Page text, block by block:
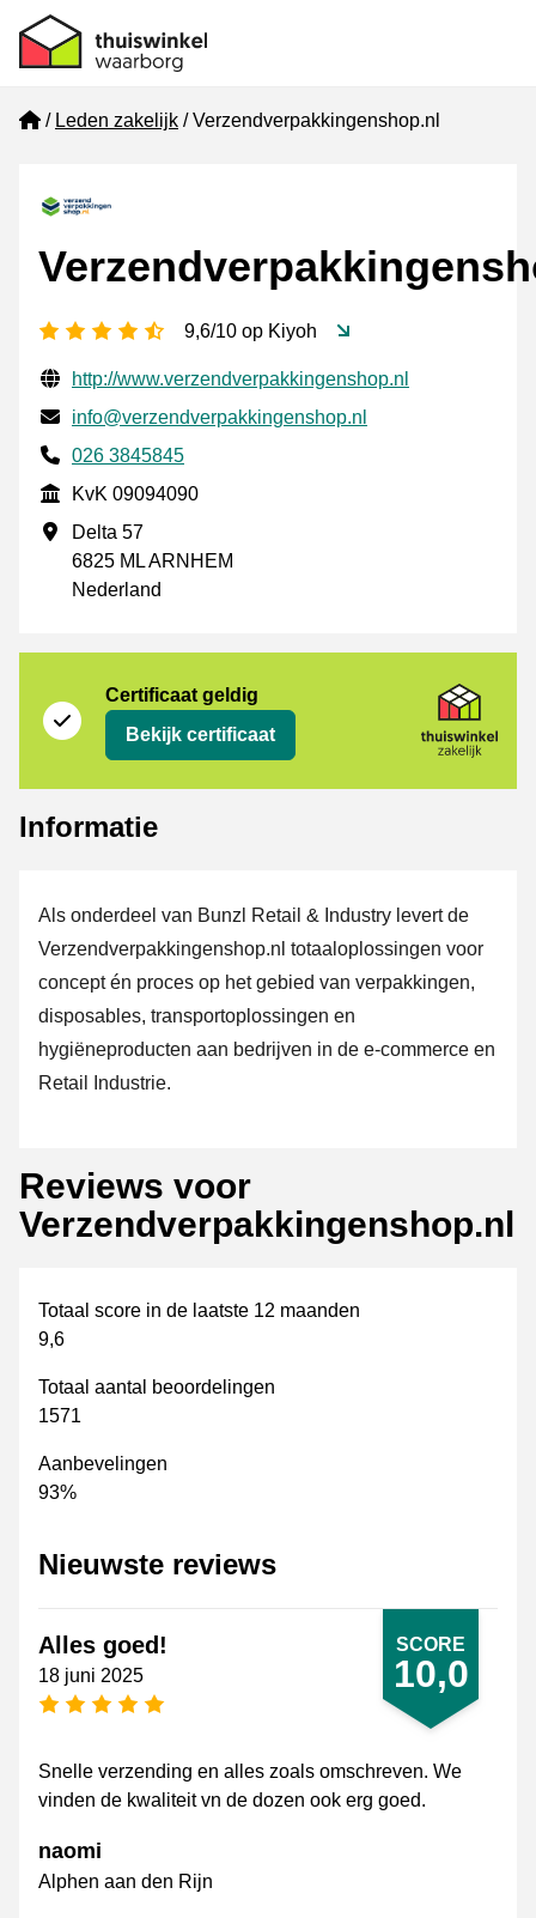
Home
Leden zakelijk Verzendverpakkingenshop.nl
4,5 sterren
9,6/10 op Kiyoh
Gecontroleerde contactgegevens
Website URL
http://www.verzendverpakkingenshop.nl
E-mail
info@verzendverpakkingenshop.nl
Telefoonnummer
026 3845845
KvK
KvK 09094090
Vestigingsadres
Delta 57
6825 ML ARNHEM
Nederland
Certificaat geldig
Bekijk certificaat
Informatie
Als onderdeel van Bunzl Retail & Industry levert de
Verzendverpakkingenshop.nl totaaloplossingen voor
concept én proces op het gebied van verpakkingen,
disposables, transportoplossingen en
hygiëneproducten aan bedrijven in de e-commerce en
Retail Industrie.
Reviews voor
Verzendverpakkingenshop.nl
Totaal score in de laatste 12 maanden
9,6
Totaal aantal beoordelingen
1571
Aanbevelingen
93%
Nieuwste reviews
SCORE
10,0
Alles goed!
18 juni 2025
5 sterren
Snelle verzending en alles zoals omschreven. We
vinden de kwaliteit vn de dozen ook erg goed.
naomi
Alphen aan den Rijn